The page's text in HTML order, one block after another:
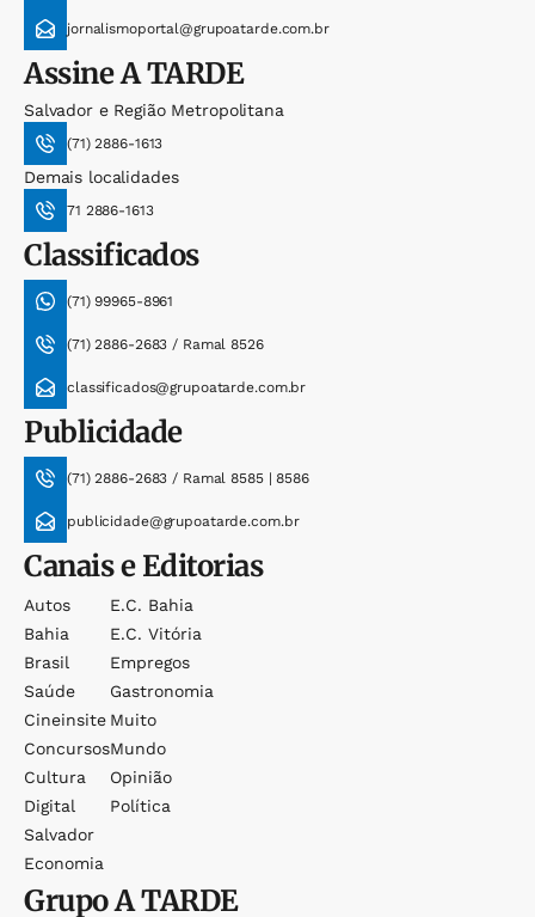
jornalismoportal@grupoatarde.com.br
AssineA TARDE
Salvador e Região Metropolitana
(71) 2886-1613
Demais localidades
71 2886-1613
Classificados
(71) 99965-8961
(71) 2886-2683 / Ramal 8526
classificados@grupoatarde.com.br
Publicidade
(71) 2886-2683 / Ramal 8585 | 8586
publicidade@grupoatarde.com.br
Canais e Editorias
Autos
Bahia
Brasil
Saúde
Cineinsite
Concursos
Cultura
Digital
Salvador
Economia
E.c. Bahia
E.c. Vitória
Empregos
Gastronomia
Muito
Mundo
Opinião
Política
GrupoA TARDE